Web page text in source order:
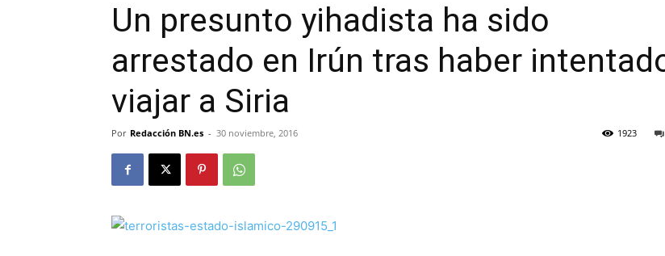
Un presunto yihadista ha sido
arrestado en Irún tras haber
viajar a Siria
Por Redacción BN.es - 30 noviembre, 2016 1923